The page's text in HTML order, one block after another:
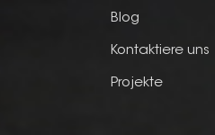
Blog
Kontaktiere uns
Projekte